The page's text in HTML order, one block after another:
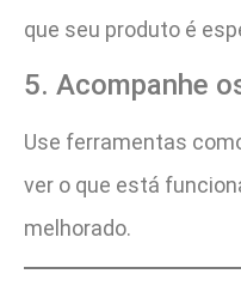
que seu produto é
5. Acompanhe
Use ferramentas
ver o que está
melhorado.